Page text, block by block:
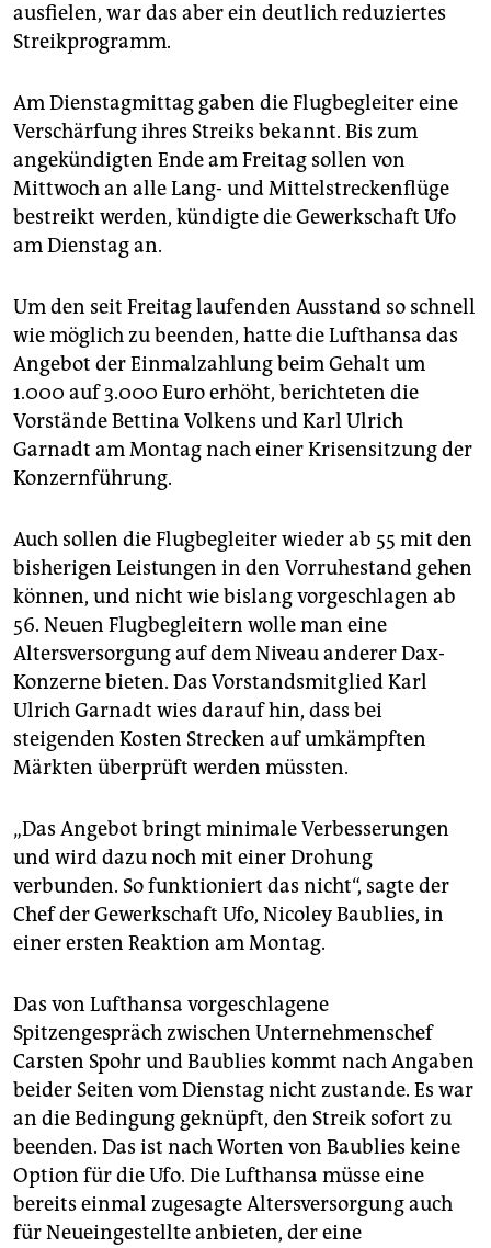
ausfielen, war das aber ein deutlich reduziertes
Streikprogramm.
Am Dienstagmittag gaben die Flugbegleiter eine
Verschärfung ihres Streiks bekannt. Bis zum
angekündigten Ende am Freitag sollen von
Mittwoch an alle Lang- und Mittelstreckenflüge
bestreikt werden, kündigte die Gewerkschaft Ufo
am Dienstag an.
Um den seit Freitag laufenden Ausstand so schnell
wie möglich zu beenden, hatte die Lufthansa das
Angebot der Einmalzahlung beim Gehalt um
1.000 auf 3.000 Euro erhöht, berichteten die
Vorstände Bettina Volkens und Karl Ulrich
Garnadt am Montag nach einer Krisensitzung der
Konzernführung.
Auch sollen die Flugbegleiter wieder ab 55 mit den
bisherigen Leistungen in den Vorruhestand gehen
können, und nicht wie bislang vorgeschlagen ab
56. Neuen Flugbegleitern wolle man eine
Altersversorgung auf dem Niveau anderer Dax-
Konzerne bieten. Das Vorstandsmitglied Karl
Ulrich Garnadt wies darauf hin, dass bei
steigenden Kosten Strecken auf umkämpften
Märkten überprüft werden müssten.
„Das Angebot bringt minimale Verbesserungen
und wird dazu noch mit einer Drohung
verbunden. So funktioniert das nicht“, sagte der
Chef der Gewerkschaft Ufo, Nicoley Baublies, in
einer ersten Reaktion am Montag.
Das von Lufthansa vorgeschlagene
Spitzengespräch zwischen Unternehmenschef
Carsten Spohr und Baublies kommt nach Angaben
beider Seiten vom Dienstag nicht zustande. Es war
an die Bedingung geknüpft, den Streik sofort zu
beenden. Das ist nach Worten von Baublies keine
Option für die Ufo. Die Lufthansa müsse eine
bereits einmal zugesagte Altersversorgung auch
für Neueingestellte anbieten, der eine